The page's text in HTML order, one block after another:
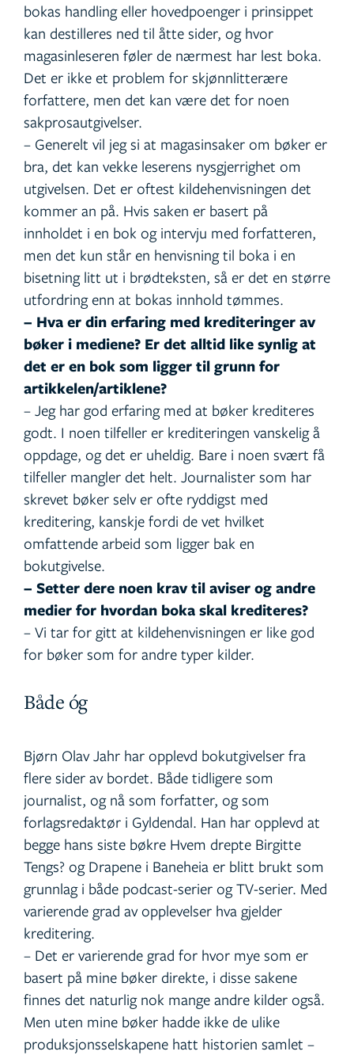
bokas handling eller hovedpoenger i prinsippet
kan destilleres ned til åtte sider, og hvor
magasinleseren føler de nærmest har lest boka.
Det er ikke et problem for skjønnlitterære
forfattere, men det kan være det for noen
sakprosautgivelser.
– Generelt vil jeg si at magasinsaker om bøker er
bra, det kan vekke leserens nysgjerrighet om
utgivelsen. Det er oftest kildehenvisningen det
kommer an på. Hvis saken er basert på
innholdet i en bok og intervju med forfatteren,
men det kun står en henvisning til boka i en
bisetning litt ut i brødteksten, så er det en større
utfordring enn at bokas innhold tømmes.
– Hva er din erfaring med krediteringer av
bøker i mediene? Er det alltid like synlig at
det er en bok som ligger til grunn for
artikkelen/artiklene?
– Jeg har god erfaring med at bøker krediteres
godt. I noen tilfeller er krediteringen vanskelig å
oppdage, og det er uheldig. Bare i noen svært få
tilfeller mangler det helt. Journalister som har
skrevet bøker selv er ofte ryddigst med
kreditering, kanskje fordi de vet hvilket
omfattende arbeid som ligger bak en
bokutgivelse.
– Setter dere noen krav til aviser og andre
medier for hvordan boka skal krediteres?
– Vi tar for gitt at kildehenvisningen er like god
for bøker som for andre typer kilder.
Både óg
Bjørn Olav Jahr har opplevd bokutgivelser fra
flere sider av bordet. Både tidligere som
journalist, og nå som forfatter, og som
forlagsredaktør i Gyldendal. Han har opplevd at
begge hans siste bøkre Hvem drepte Birgitte
Tengs? og Drapene i Baneheia er blitt brukt som
grunnlag i både podcast-serier og TV-serier. Med
varierende grad av opplevelser hva gjelder
kreditering.
– Det er varierende grad for hvor mye som er
basert på mine bøker direkte, i disse sakene
finnes det naturlig nok mange andre kilder også.
Men uten mine bøker hadde ikke de ulike
produksjonsselskapene hatt historien samlet –